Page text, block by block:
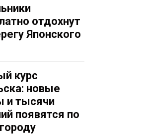
отдохнут
Японского
курс
новые
и тысячи
появятся по